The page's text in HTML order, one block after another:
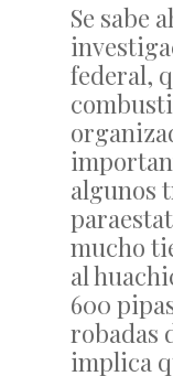
Se sabe
federal,
algunos
mucho
al
600
robadas
implica